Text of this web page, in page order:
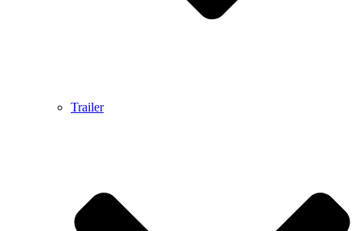
Trailer